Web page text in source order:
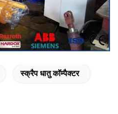
स्क्रैप धातु कॉम्पैक्टर